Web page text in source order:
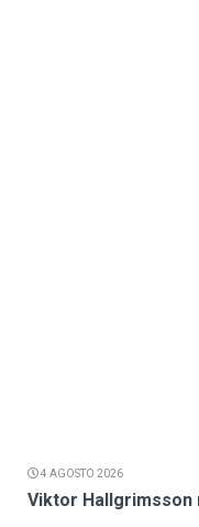
4 AGOSTO 2026
Viktor Hallgrimsson